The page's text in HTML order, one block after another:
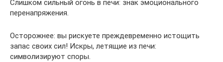
Слишком сильный огонь в печи: знак эмоционального
перенапряжения.
Осторожнее: вы рискуете преждевременно истощить
запас своих сил! Искры, летящие из печи:
символизируют споры.